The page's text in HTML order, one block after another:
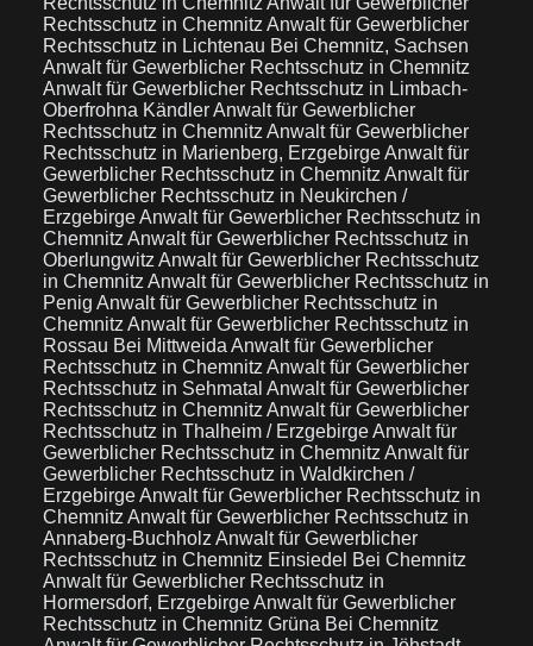
Rechtsschutz in Chemnitz Anwalt für Gewerblicher
Rechtsschutz in Lichtenau Bei Chemnitz, Sachsen
Anwalt für Gewerblicher Rechtsschutz in Chemnitz
Anwalt für Gewerblicher Rechtsschutz in Limbach-
Oberfrohna KändlerAnwalt für Gewerblicher
Rechtsschutz in Chemnitz Anwalt für Gewerblicher
Rechtsschutz in Marienberg, ErzgebirgeAnwalt für
Gewerblicher Rechtsschutz in Chemnitz Anwalt für
Gewerblicher Rechtsschutz in Neukirchen /
ErzgebirgeAnwalt für Gewerblicher Rechtsschutz in
Chemnitz Anwalt für Gewerblicher Rechtsschutz in
Oberlungwitz Anwalt für Gewerblicher Rechtsschutz
in Chemnitz Anwalt für Gewerblicher Rechtsschutz in
Penig Anwalt für Gewerblicher Rechtsschutz in
Chemnitz Anwalt für Gewerblicher Rechtsschutz in
Rossau Bei Mittweida Anwalt für Gewerblicher
Rechtsschutz in Chemnitz Anwalt für Gewerblicher
Rechtsschutz in Sehmatal Anwalt für Gewerblicher
Rechtsschutz in Chemnitz Anwalt für Gewerblicher
Rechtsschutz in Thalheim / ErzgebirgeAnwalt für
Gewerblicher Rechtsschutz in Chemnitz Anwalt für
Gewerblicher Rechtsschutz in Waldkirchen /
ErzgebirgeAnwalt für Gewerblicher Rechtsschutz in
Chemnitz Anwalt für Gewerblicher Rechtsschutz in
Annaberg-Buchholz Anwalt für Gewerblicher
Rechtsschutz in Chemnitz Einsiedel Bei Chemnitz
Anwalt für Gewerblicher Rechtsschutz in
Hormersdorf, ErzgebirgeAnwalt für Gewerblicher
Rechtsschutz in Chemnitz Grüna Bei Chemnitz